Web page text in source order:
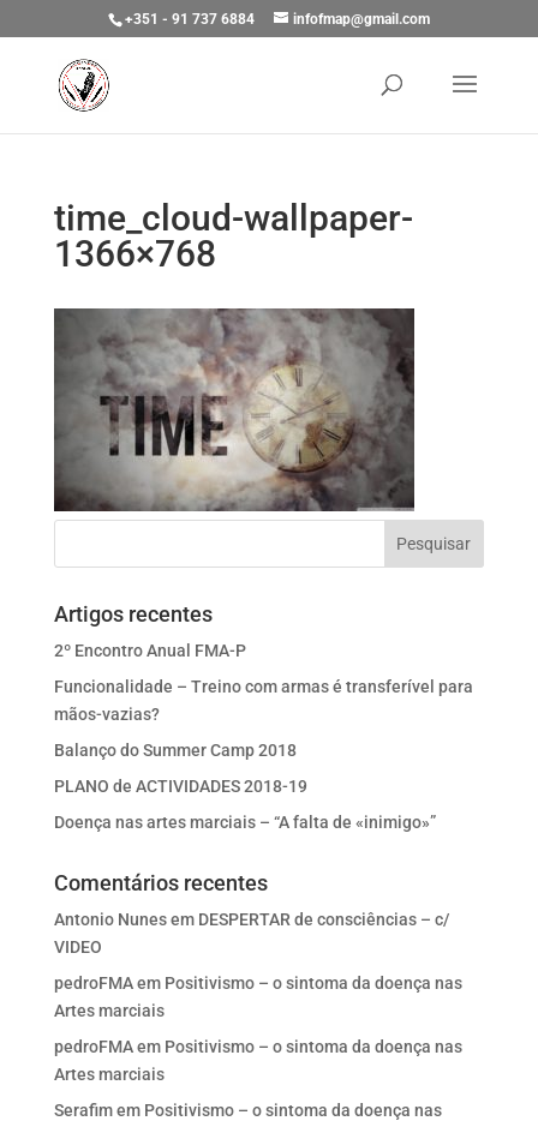
+351 - 91 737 6884 infofmap@gmail.com
time_cloud-wallpaper-
1366×768
Artigos recentes
2º Encontro Anual FMA-P
Funcionalidade – Treino com armas é transferível para
mãos-vazias?
Balanço do Summer Camp 2018
PLANO de ACTIVIDADES 2018-19
Doença nas artes marciais – “A falta de «inimigo»”
Comentários recentes
Antonio Nunesem DESPERTAR de consciências – c/
VIDEO
pedroFMAem Positivismo – o sintoma da doença nas
Artes marciais
pedroFMAem Positivismo – o sintoma da doença nas
Artes marciais
Serafimem Positivismo – o sintoma da doença nas